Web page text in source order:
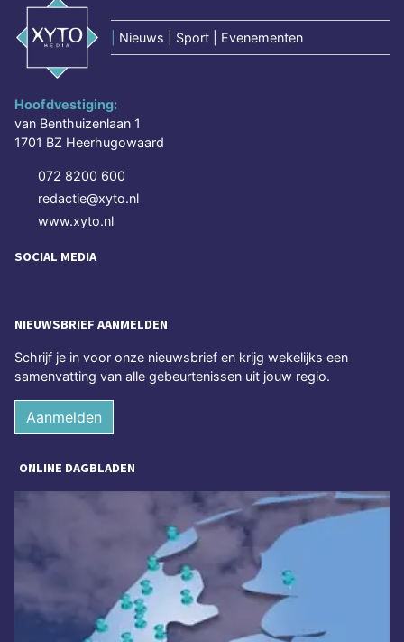
Nieuws | Sport | Evenementen
Hoofdvestiging:
van Benthuizenlaan 1
1701 BZ Heerhugowaard
072 8200 600
redactie@xyto.nl
www.xyto.nl
SOCIAL MEDIA
NIEUWSBRIEF AANMELDEN
Schrijf je in voor onze nieuwsbrief en krijg wekelijks een
samenvatting van alle gebeurtenissen uit jouw regio.
Aanmelden
ONLINE DAGBLADEN